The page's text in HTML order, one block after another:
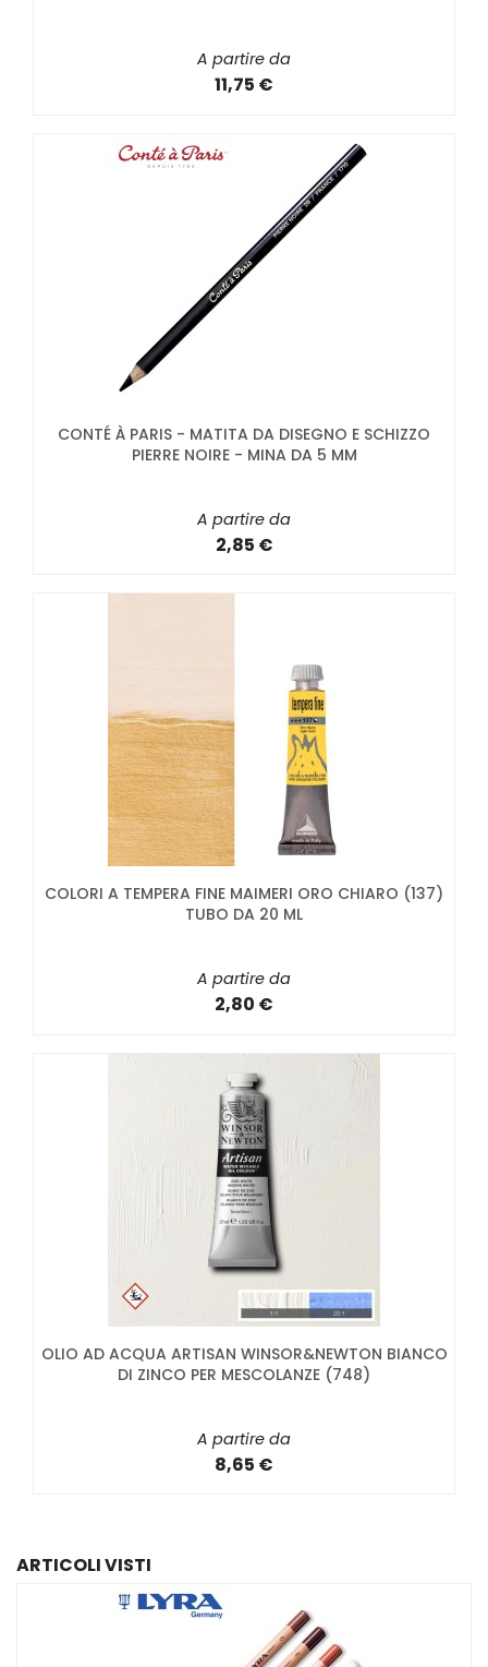
A partire da
11,75 €
CONTÉ À PARIS - MATITA DA DISEGNO E SCHIZZO
PIERRE NOIRE - MINA DA 5 MM
A partire da
2,85 €
COLORI A TEMPERA FINE MAIMERI ORO CHIARO (137)
TUBO DA 20 ML
A partire da
2,80 €
OLIO AD ACQUA ARTISAN WINSOR&NEWTON BIANCO
DI ZINCO PER MESCOLANZE (748)
A partire da
8,65 €
ARTICOLI VISTI